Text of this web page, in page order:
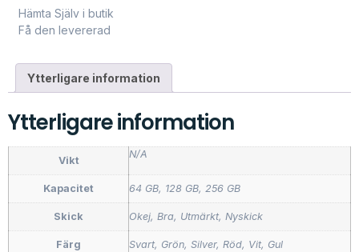
Hämta Själv i butik
Få den levererad
Ytterligare information
Ytterligare information
Vikt
N/A
Kapacitet 64 GB, 128 GB, 256 GB
Skick Okej, Bra, Utmärkt, Nyskick
Färg Svart, Grön, Silver, Röd, Vit, Gul